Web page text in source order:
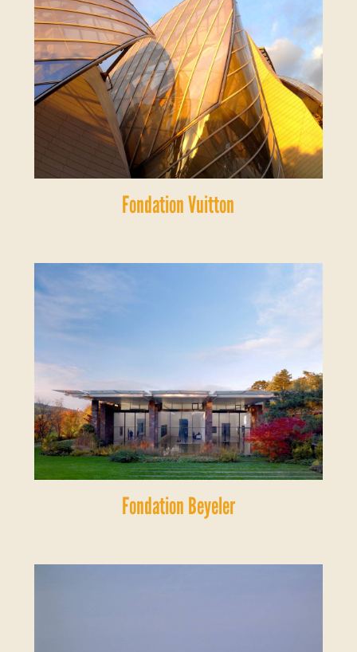
Fondation Vuitton
Fondation Beyeler